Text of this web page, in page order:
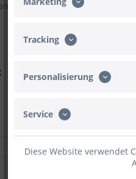
Kunden haben sich
Tracking
Personalisierung
Service
Diese Website verwendet